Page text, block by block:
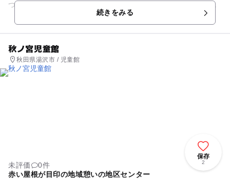
ついでに、子どもと一緒に気軽に遊びに来てみてはいかがでし
ょうか？ 院内住民の活動拠...続きをみる
秋ノ宮児童館
秋田県湯沢市 / 児童館
保存
2
未評価
0件
赤い屋根が目印の地域憩いの地区センター